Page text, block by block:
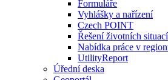
Formuláře
Vyhlášky a nařízení
Czech POINT
Řešení životních situací
Nabídka práce v
UtilityReport
Úřední deska